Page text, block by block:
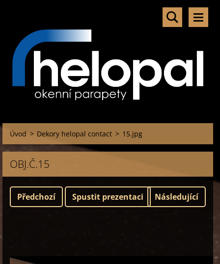
Úvod > Dekory helopal contact > 15.jpg
OBJ.Č.15
Předchozí Spustit prezentaci Následující